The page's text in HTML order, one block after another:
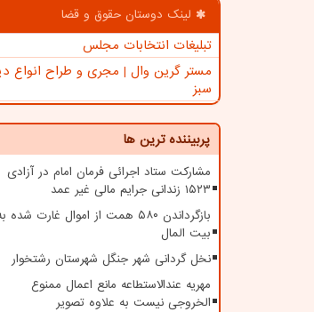
لینک دوستان حقوق و قضا
تبلیغات انتخابات مجلس
مستر گرین وال | مجری و طراح انواع
سبز
پربیننده ترین ها
مشارکت ستاد اجرائی فرمان امام در آزادی
۱۵۲۳ زندانی جرایم مالی غیر عمد
بازگرداندن ۵۸۰ همت از اموال غارت شده
بیت المال
نخل گردانی شهر جنگل شهرستان رشتخوار
مهریه عندالاستطاعه مانع اعمال ممنوع
الخروجی نیست به علاوه تصویر